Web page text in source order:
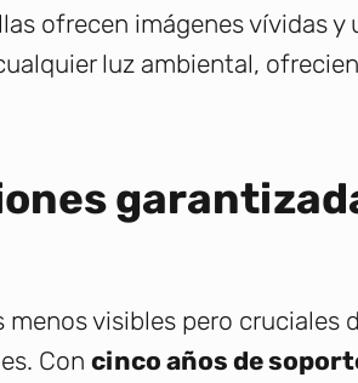
ofrecen imágenes vívidas y
luz ambiental,
visibles pero cruciales
Con cinco años de